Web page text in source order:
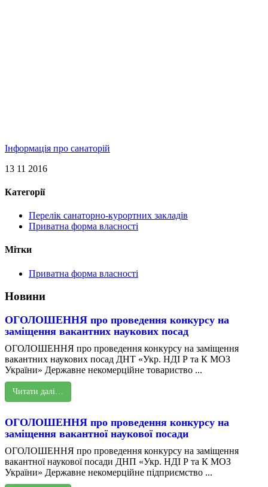
Інформація про санаторій
13 11 2016
Категорії
Перелік санаторно-курортних закладів
Приватна форма власності
Мітки
Приватна форма власності
Новини
ОГОЛОШЕННЯ про проведення конкурсу на
заміщення вакантних наукових посад
ОГОЛОШЕННЯ про проведення конкурсу на заміщення
вакантних наукових посад ДНТ «Укр. НДІ Р та К МОЗ
України» Державне некомерційне товариство ...
Читати далі…
ОГОЛОШЕННЯ про проведення конкурсу на
заміщення вакантної наукової посади
ОГОЛОШЕННЯ про проведення конкурсу на заміщення
вакантної наукової посади ДНП «Укр. НДІ Р та К МОЗ
України» Державне некомерційне підприємство ...